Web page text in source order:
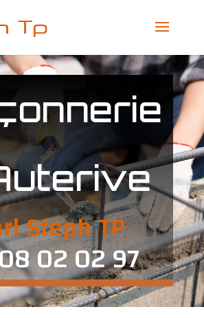
Steph TP
02 02 97